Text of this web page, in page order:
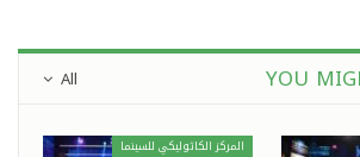
All YOU
المركز الكاثوليكي للسينما